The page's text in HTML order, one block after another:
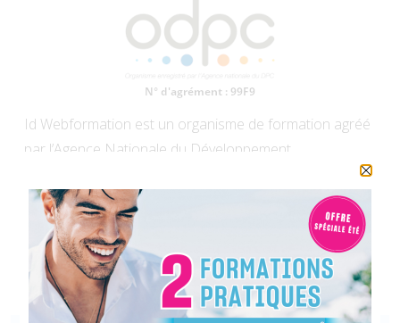
Id Webformation est un organisme de formation agréé
par l’Agence Nationale du Développement
Professionnel Continu (DPC) et certifié Qualiopi. Nous
proposons des formations au format e-learning aux
chirurgiens-dentistes et aux othodontistes exerçant en
libéral ou en milieu hospitalier.